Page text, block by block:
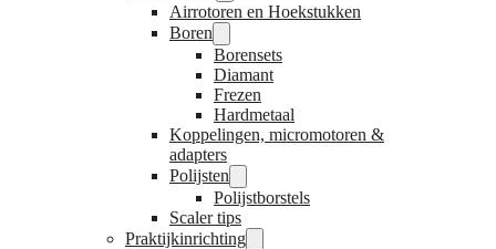
Airrotoren en Hoekstukken
Boren
Borensets
Diamant
Frezen
Hardmetaal
Koppelingen, micromotoren &
adapters
Polijsten
Polijstborstels
Scaler tips
Praktijkinrichting